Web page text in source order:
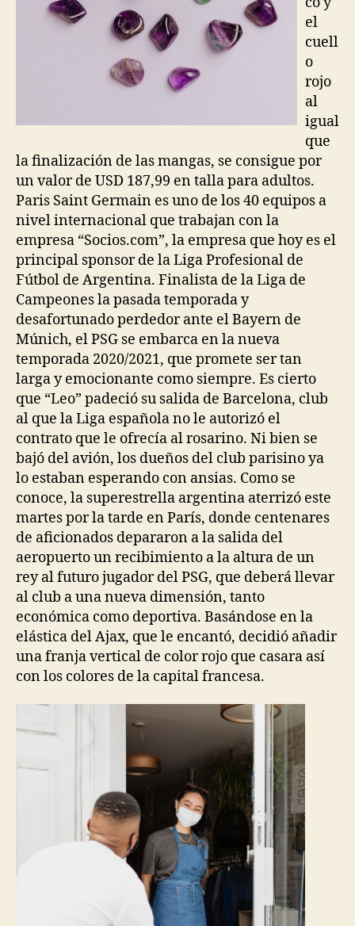
el
cuell
o
rojo
al
igual
que
la finalización de las mangas, se consigue por
un valor de USD 187,99 en talla para adultos.
Paris Saint Germain es uno de los 40 equipos a
nivel internacional que trabajan con la
empresa “Socios.com”, la empresa que hoy es el
principal sponsor de la Liga Profesional de
Fútbol de Argentina. Finalista de la Liga de
Campeones la pasada temporada y
desafortunado perdedor ante el Bayern de
Múnich, el PSG se embarca en la nueva
temporada 2020/2021, que promete ser tan
larga y emocionante como siempre. Es cierto
que “Leo” padeció su salida de Barcelona, club
al que la Liga española no le autorizó el
contrato que le ofrecía al rosarino. Ni bien se
bajó del avión, los dueños del club parisino ya
lo estaban esperando con ansias. Como se
conoce, la superestrella argentina aterrizó este
martes por la tarde en París, donde centenares
de aficionados depararon a la salida del
aeropuerto un recibimiento a la altura de un
rey al futuro jugador del PSG, que deberá llevar
al club a una nueva dimensión, tanto
económica como deportiva. Basándose en la
elástica del Ajax, que le encantó, decidió añadir
una franja vertical de color rojo que casara así
con los colores de la capital francesa.